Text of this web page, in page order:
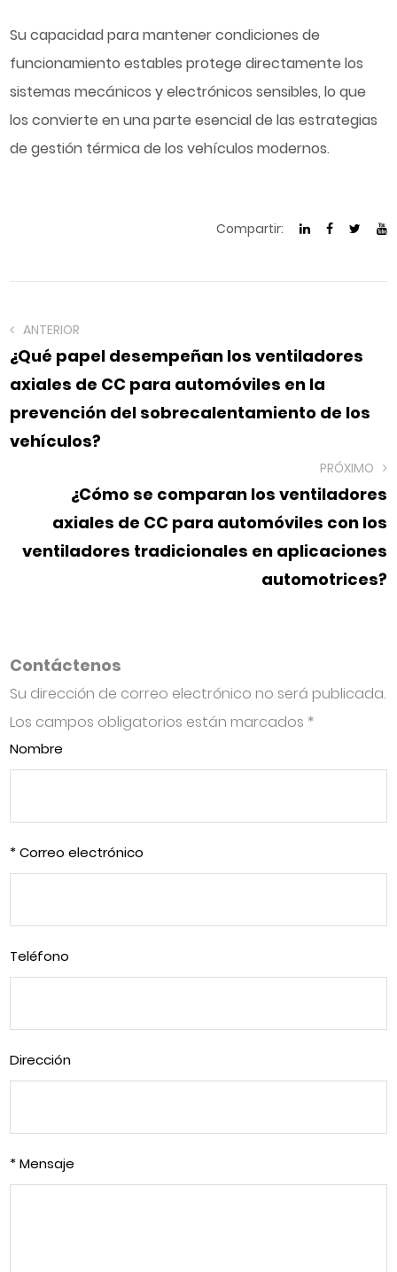
Su capacidad para mantener condiciones de
funcionamiento estables protege directamente los
sistemas mecánicos y electrónicos sensibles, lo que
los convierte en una parte esencial de las estrategias
de gestión térmica de los vehículos modernos.
Compartir:
ANTERIOR
¿Qué papel desempeñan los ventiladores
axiales de CC para automóviles en la
prevención del sobrecalentamiento de los
vehículos?
PRÓXIMO
¿Cómo se comparan los ventiladores
axiales de CC para automóviles con los
ventiladores tradicionales en aplicaciones
automotrices?
Contáctenos
Su dirección de correo electrónico no será publicada.
Los campos obligatorios están marcados *
Nombre
* Correo electrónico
Teléfono
Dirección
* Mensaje